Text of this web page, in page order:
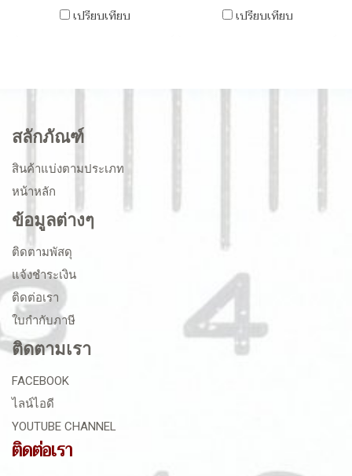
เปรียบเทียบ
เปรียบเทียบ
สลักภัณฑ์
สินค้าแบ่งตามประเภท
หน้าหลัก
ข้อมูลต่างๆ
ติดตามพัสดุ
แจ้งชำระเงิน
ติดต่อเรา
ใบกำกับภาษี
ติดตามเรา
FACEBOOK
ไลน์ไอดี
YOUTUBE CHANNEL
ติดต่อเรา